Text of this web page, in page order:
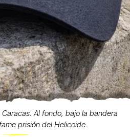
Al fondo, bajo la bandera
prisión del Helicoide.